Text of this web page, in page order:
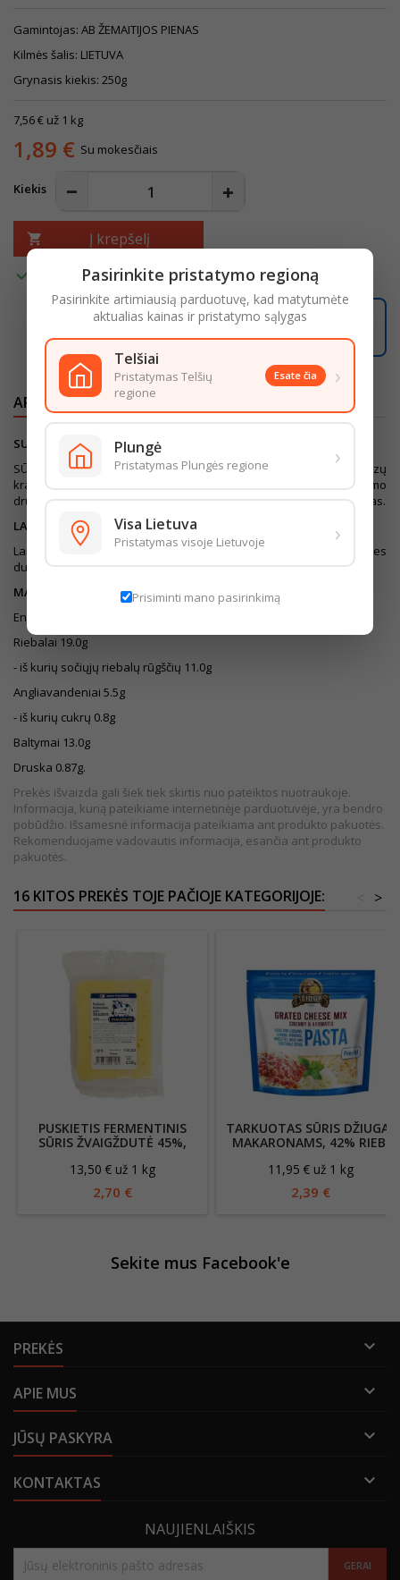
Gamintojas: AB ŽEMAITIJOS PIENAS
Kilmės šalis: LIETUVA
Grynasis kiekis: 250g
7,56 € už 1 kg
1,89 € Su mokesčiais
Kiekis
 Į krepšelį

03:13:49
LIKO ŠIANDIENAI
Užsisakę iki 16:00 pristatysime iki
APRAŠYMAS IŠSAMI PREKĖS INFORMACIJA
SUDEDAMOSIOS DALYS
SŪRIAI, vanduo, palmių augaliniai riebalai, SŪRIO gaminiai, kukurūzų
krakmolas, kmynai 0.4%, PASUKŲ milteliai, druska, emulsinimo
druskos (E452, E339), kvapiosios medžiagos. Apvalkalas nevalgomas.
LAIKYMO SĄLYGOS
Laikyti (0..- +6)°C temperatūroje. Supakuotas naudojant apsaugines
dujas.
MAISTINĖ VERTĖ (100G)
Energinė vertė 1018kJ/245kcal
Riebalai 19.0g
- iš kurių sočiųjų riebalų rūgščių 11.0g
Angliavandeniai 5.5g
- iš kurių cukrų 0.8g
Baltymai 13.0g
Druska 0.87g.
Prekės išvaizda gali šiek tiek skirtis nuo pateiktos nuotraukoje.
Informacija, kurią pateikiame internetinėje parduotuvėje, yra bendro
pobūdžio. Išsamesnė informacija pateikiama ant produkto pakuotės.
Rekomenduojame vadovautis informacija, esančia ant produkto
pakuotės.
16 KITOS PREKĖS TOJE PAČIOJE KATEGORIJOJE: >
PUSKIETIS FERMENTINIS
SŪRIS ŽVAIGŽDUTĖ 45%,
13,50 € už 1 kg
2,70 €
TARKUOTAS SŪRIS DŽIUGAS
MAKARONAMS, 42% RIEB.
11,95 € už 1 kg
2,39 €
Sekite mus Facebook'e
PREKĖS 
APIE MUS 
JŪSŲ PASKYRA 
KONTAKTAS 
NAUJIENLAIŠKIS
Pasirinkite pristatymo regioną
Pasirinkite artimiausią parduotuvę, kad matytumėte
aktualias kainas ir pristatymo sąlygas
Telšiai
Pristatymas Telšių
regione
Esate čia ›
Plungė
Pristatymas Plungės regione ›
Visa Lietuva
Pristatymas visoje Lietuvoje ›
Prisiminti mano pasirinkimą